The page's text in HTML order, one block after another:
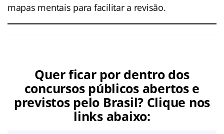
mapas mentais para facilitar a revisão.
Quer ficar por dentro dos
concursos públicos abertos e
previstos pelo Brasil? Clique nos
links abaixo: